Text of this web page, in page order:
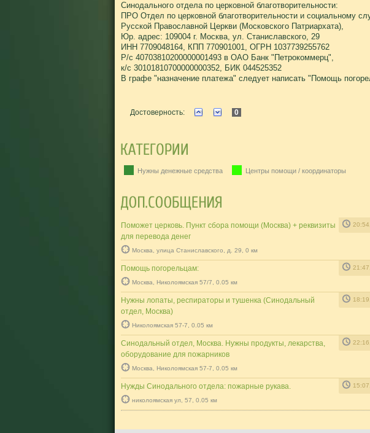
Синодального отдела по церковной благотворительности:
ПРО Отдел по церковной благотворительности и социальному
Русской Православной Церкви (Московского Патриархата),
Юр. адрес: 109004 г. Москва, ул. Станиславского, 29
ИНН 7709048164, КПП 770901001, ОГРН 1037739255762
Р/с 40703810200000001493 в ОАО Банк "Петрокоммерц",
к/с 30101810700000000352, БИК 044525352
В графе "назначение платежа" следует написать "Помощь
Достоверность: 0
Нужны денежные средства Центры помощи / координаторы
Поможет церковь. Пункт сбора помощи (Москва) + реквизиты
для перевода денег
Москва, улица Станиславского, д. 29, 0 км
Помощь погорельцам:
Москва, Николоямская 57/7, 0.05 км
Нужны лопаты, респираторы и тушенка (Синодальный
отдел, Москва)
Николоямская 57-7, 0.05 км
Синодальный отдел, Москва. Нужны продукты, лекарства,
оборудование для пожарников
Москва, Николоямская 57-7, 0.05 км
Нужды Синодального отдела: пожарные рукава.
николоямская ул, 57, 0.05 км